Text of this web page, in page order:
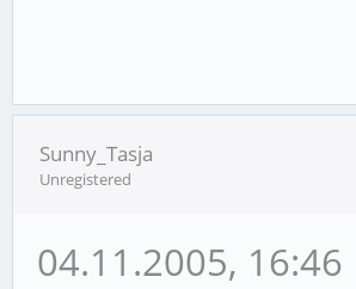
Sunny_Tasja
Unregistered
04.11.2005, 16:46